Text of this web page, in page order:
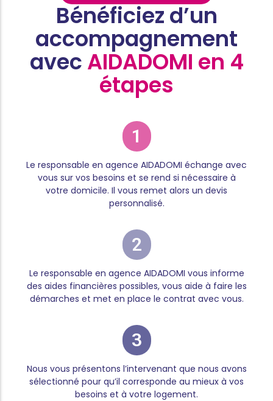
Bénéficiez d’un
accompagnement
avec AIDADOMI en 4
étapes
1
Le responsable en agence AIDADOMI échange avec
vous sur vos besoins et se rend si nécessaire à
votre domicile. Il vous remet alors un devis
personnalisé.
2
Le responsable en agence AIDADOMI vous informe
des aides financières possibles, vous aide à faire les
démarches et met en place le contrat avec vous.
3
Nous vous présentons l’intervenant que nous avons
sélectionné pour qu’il corresponde au mieux à vos
besoins et à votre logement.